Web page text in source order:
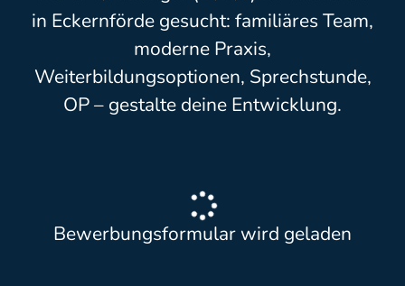
in Eckernförde gesucht: familiäres Team,
moderne Praxis,
Weiterbildungsoptionen, Sprechstunde,
OP – gestalte deine Entwicklung.
Bewerbungsformular wird geladen